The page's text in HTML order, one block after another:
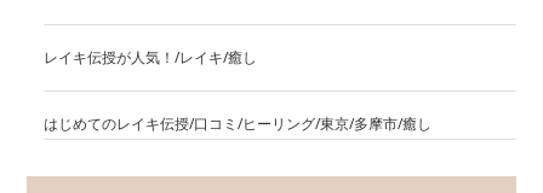
レイキ伝授が人気！/レイキ/癒し
はじめてのレイキ伝授/口コミ/ヒーリング/東京/多摩市/癒し